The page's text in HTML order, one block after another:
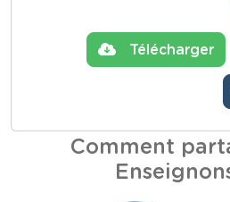
Télécharger
Comment